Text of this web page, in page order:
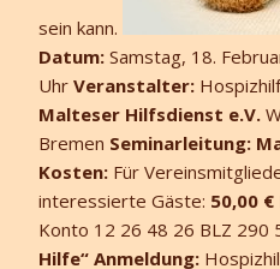
sein kann.
Datum: Samstag, 18.
Uhr Veranstalter:
Malteser Hilfsdienst e.V.
Bremen Seminarleitung:
Kosten: Für
interessierte Gäste: 50,00 €
Konto 12 26 48 26 BLZ 290
Hilfe“ Anmeldung: